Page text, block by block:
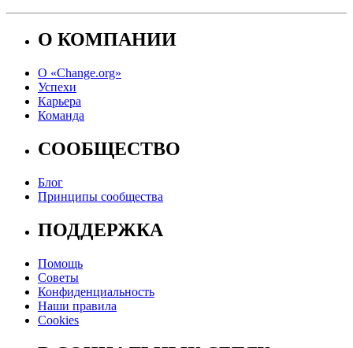
О КОМПАНИИ
О «Change.org»
Успехи
Карьера
Команда
СООБЩЕСТВО
Блог
Принципы сообщества
ПОДДЕРЖКА
Помощь
Советы
Конфиденциальность
Наши правила
Cookies